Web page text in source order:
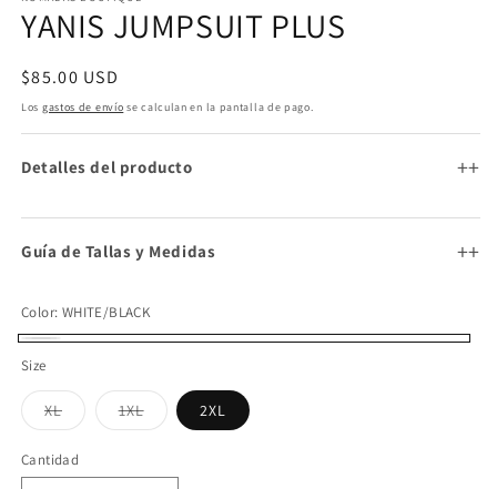
ventana
modal
YANIS JUMPSUIT PLUS
Precio
habitual
$85.00 USD
Los gastos de envío se calculan en la pantalla de pago.
Detalles del producto +
Guía de Tallas y Medidas +
Color: WHITE/BLACK
Size
XLVariante
agotada
no
disponible
1XLVariante
agotada
2XL
Cantidad
Cantidad